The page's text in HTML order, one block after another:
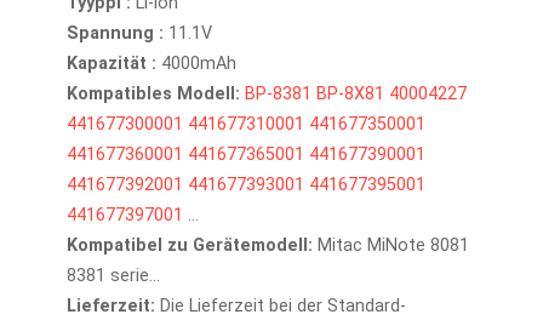
Spannung : 11.1V
Kapazität : 4000mAh
Kompatibles Modell: BP-8381 BP-8X81 40004227
441677300001 441677310001 441677350001
441677360001 441677365001 441677390001
441677392001 441677393001 441677395001
441677397001 ...
Kompatibel zu Gerätemodell: Mitac MiNote 8081
8381 serie...
Lieferzeit: Die Lieferzeit bei der Standard-